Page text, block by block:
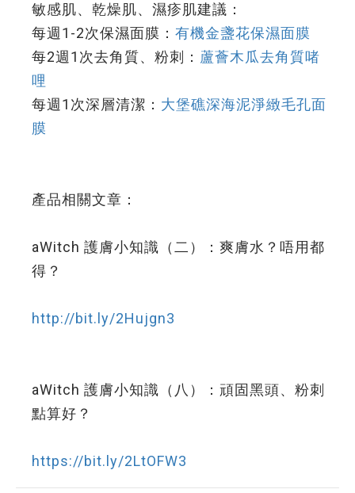
敏感肌、乾燥肌、濕疹肌建議：
每週1-2次保濕面膜： 有機金盞花保濕面膜
每2週1次去角質、粉刺： 蘆薈木瓜去角質啫
哩
每週1次深層清潔： 大堡礁深海泥淨緻毛孔面
膜
產品相關文章：
aWitch 護膚小知識（二）：爽膚水？唔用都
得？
http://bit.ly/2Hujgn3
aWitch 護膚小知識（八）：頑固黑頭、粉刺
點算好？
https://bit.ly/2LtOFW3